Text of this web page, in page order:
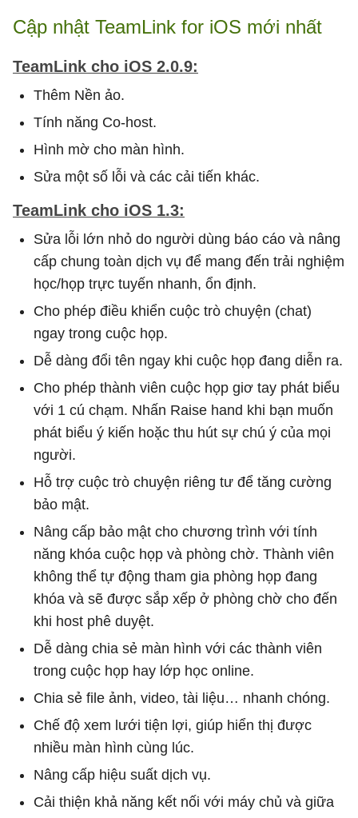
Cập nhật TeamLink for iOS mới nhất
TeamLink cho iOS 2.0.9:
Thêm Nền ảo.
Tính năng Co-host.
Hình mờ cho màn hình.
Sửa một số lỗi và các cải tiến khác.
TeamLink cho iOS 1.3:
Sửa lỗi lớn nhỏ do người dùng báo cáo và nâng
cấp chung toàn dịch vụ để mang đến trải nghiệm
học/họp trực tuyến nhanh, ổn định.
Cho phép điều khiển cuộc trò chuyện (chat)
ngay trong cuộc họp.
Dễ dàng đổi tên ngay khi cuộc họp đang diễn ra.
Cho phép thành viên cuộc họp giơ tay phát biểu
với 1 cú chạm. Nhấn Raise hand khi bạn muốn
phát biểu ý kiến hoặc thu hút sự chú ý của mọi
người.
Hỗ trợ cuộc trò chuyện riêng tư để tăng cường
bảo mật.
Nâng cấp bảo mật cho chương trình với tính
năng khóa cuộc họp và phòng chờ. Thành viên
không thể tự động tham gia phòng họp đang
khóa và sẽ được sắp xếp ở phòng chờ cho đến
khi host phê duyệt.
Dễ dàng chia sẻ màn hình với các thành viên
trong cuộc họp hay lớp học online.
Chia sẻ file ảnh, video, tài liệu… nhanh chóng.
Chế độ xem lưới tiện lợi, giúp hiển thị được
nhiều màn hình cùng lúc.
Nâng cấp hiệu suất dịch vụ.
Cải thiện khả năng kết nối với máy chủ và giữa